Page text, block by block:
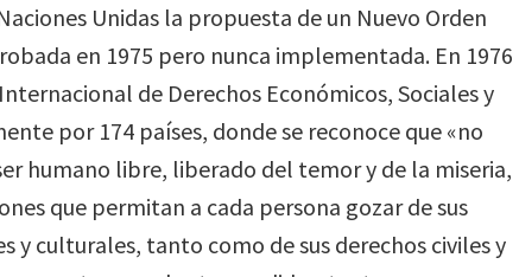
Unidas la propuesta de un Nuevo Orden
en 1975 pero nunca implementada. En 1976
de Derechos Económicos, Sociales y
por 174 países, donde se reconoce que «no
humano libre, liberado del temor y de la miseria,
que permitan a cada persona gozar de sus
y culturales, tanto como de sus derechos civiles y